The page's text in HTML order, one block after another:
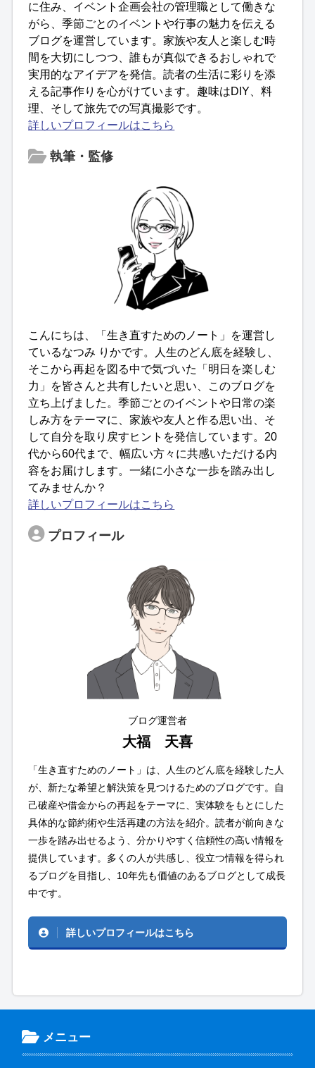
に住み、イベント企画会社の管理職として働きな
がら、季節ごとのイベントや行事の魅力を伝える
ブログを運営しています。家族や友人と楽しむ時
間を大切にしつつ、誰もが真似できるおしゃれで
実用的なアイデアを発信。読者の生活に彩りを添
える記事作りを心がけています。趣味はDIY、料
理、そして旅先での写真撮影です。
詳しいプロフィールはこちら
執筆・監修
こんにちは、「生き直すためのノート」を運営し
ているなつみ りかです。人生のどん底を経験し、
そこから再起を図る中で気づいた「明日を楽しむ
力」を皆さんと共有したいと思い、このブログを
立ち上げました。季節ごとのイベントや日常の楽
しみ方をテーマに、家族や友人と作る思い出、そ
して自分を取り戻すヒントを発信しています。20
代から60代まで、幅広い方々に共感いただける内
容をお届けします。一緒に小さな一歩を踏み出し
てみませんか？
詳しいプロフィールはこちら
プロフィール
ブログ運営者
大福 天喜
「生き直すためのノート」は、人生のどん底を経験した人
が、新たな希望と解決策を見つけるためのブログです。自
己破産や借金からの再起をテーマに、実体験をもとにした
具体的な節約術や生活再建の方法を紹介。読者が前向きな
一歩を踏み出せるよう、分かりやすく信頼性の高い情報を
提供しています。多くの人が共感し、役立つ情報を得られ
るブログを目指し、10年先も価値のあるブログとして成長
中です。
詳しいプロフィールはこちら
メニュー